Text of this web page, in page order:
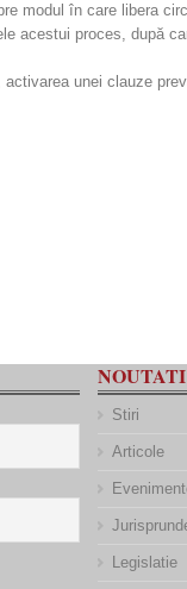
modul în care libera
acestui proces, după
unei clauze
NOUTATI
Stiri
Articole
Legislatie